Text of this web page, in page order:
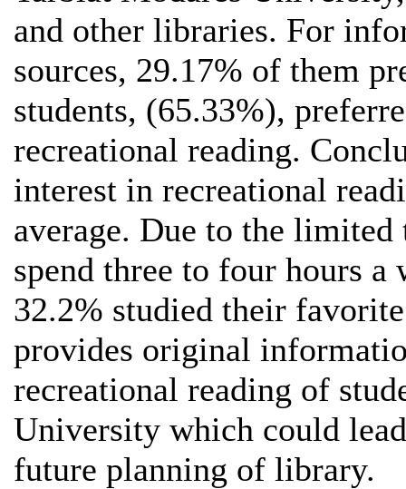
and other libraries. For
sources, 29.17% of them
students, (65.33%),
recreational reading.
interest in recreational
average. Due to the
spend three to four hours a
32.2% studied their
provides original
recreational reading of
University which could
future planning of library.